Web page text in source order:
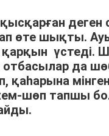
өте шықты.
үстеді.
да
қаһарына
шөп тапшы